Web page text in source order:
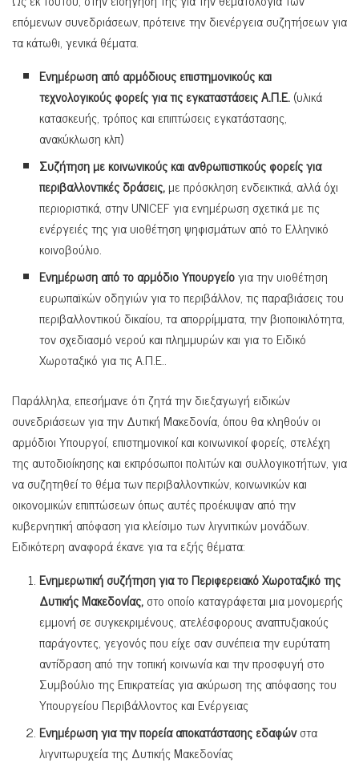
επόμενων συνεδριάσεων, πρότεινε την διενέργεια συζητήσεων για
τα κάτωθι, γενικά θέματα.
Ενημέρωση από αρμόδιους επιστημονικούς και
τεχνολογικούς φορείς για τις εγκαταστάσεις Α.Π.Ε.(υλικά
κατασκευής, τρόπος και επιπτώσεις εγκατάστασης,
ανακύκλωση κλπ)
Συζήτηση με κοινωνικούς και ανθρωπιστικούς φορείς για
περιβαλλοντικές δράσεις,με πρόσκληση ενδεικτικά, αλλά όχι
περιοριστικά, στην UNICEF για ενημέρωση σχετικά με τις
ενέργειές της για υιοθέτηση ψηφισμάτων από το Ελληνικό
κοινοβούλιο.
Ενημέρωση από το αρμόδιο Υπουργείογια την υιοθέτηση
ευρωπαϊκών οδηγιών για το περιβάλλον, τις παραβιάσεις του
περιβαλλοντικού δικαίου, τα απορρίμματα, την βιοποικιλότητα,
τον σχεδιασμό νερού και πλημμυρών και για το Ειδικό
Χωροταξικό για τις Α.Π.Ε..
Παράλληλα, επεσήμανε ότι ζητά την διεξαγωγή ειδικών
συνεδριάσεων για την Δυτική Μακεδονία, όπου θα κληθούν οι
αρμόδιοι Υπουργοί, επιστημονικοί και κοινωνικοί φορείς, στελέχη
της αυτοδιοίκησης και εκπρόσωποι πολιτών και συλλογικοτήτων, για
να συζητηθεί το θέμα των περιβαλλοντικών, κοινωνικών και
οικονομικών επιπτώσεων όπως αυτές προέκυψαν από την
κυβερνητική απόφαση για κλείσιμο των λιγνιτικών μονάδων.
Ειδικότερη αναφορά έκανε για τα εξής θέματα:
Ενημερωτική συζήτηση για το Περιφερειακό Χωροταξικό της
Δυτικής Μακεδονίας,στο οποίο καταγράφεται μια μονομερής
εμμονή σε συγκεκριμένους, ατελέσφορους αναπτυξιακούς
παράγοντες, γεγονός που είχε σαν συνέπεια την ευρύτατη
αντίδραση από την τοπική κοινωνία και την προσφυγή στο
Συμβούλιο της Επικρατείας για ακύρωση της απόφασης του
Υπουργείου Περιβάλλοντος και Ενέργειας
Ενημέρωση για την πορεία αποκατάστασης εδαφώνστα
λιγνιτωρυχεία της Δυτικής Μακεδονίας